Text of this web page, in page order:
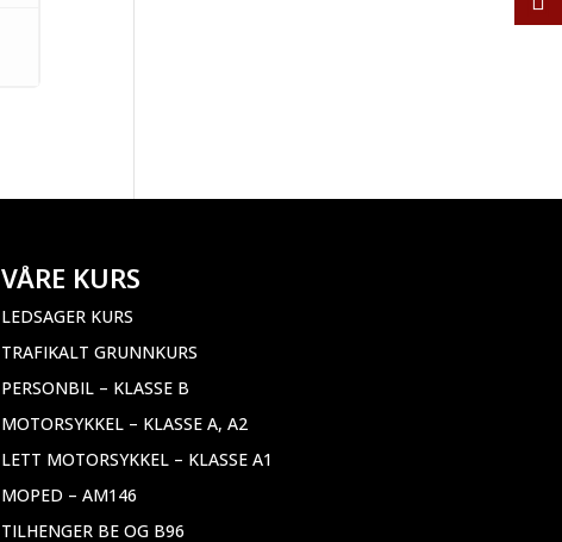
VÅRE KURS
LEDSAGER KURS
TRAFIKALT GRUNNKURS
PERSONBIL – KLASSE B
MOTORSYKKEL – KLASSE A, A2
LETT MOTORSYKKEL – KLASSE A1
MOPED – AM146
TILHENGER BE OG B96